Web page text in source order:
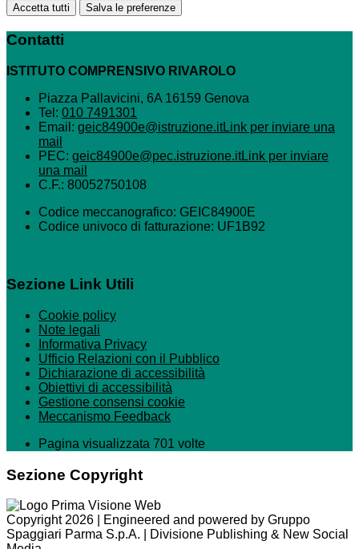
Accetta tutti Salva le preferenze
Contatti
ISTITUTO COMPRENSIVO RIVAROLO
Piazza Pallavicini, 6A 16159 Genova
Tel: 010 7491301
Email: geic84900e@istruzione.itLink per inviare una
mail
PEC: geic84900e@pec.istruzione.itLink per inviare
una mail
C.F.: 80052750108
Codice meccanografico: GEIC84900E
Codice univoco di fatturazione: UF1B92
Sezione Link Utili
Cookie policy
Note legali
Informativa Privacy
Ufficio Relazioni con il Pubblico
Dichiarazione di accessibilità
Obiettivi di accessibilità
Gestione consensi cookie
Meccanismo Feedback
Pagina visualizzata 701 volte
Sezione Copyright
Copyright 2026 | Engineered and powered by Gruppo
Spaggiari Parma S.p.A. | Divisione Publishing & New Social